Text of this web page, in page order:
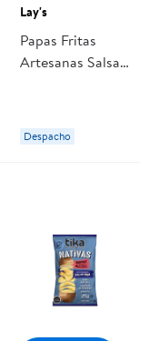
Lay's
Papas Fritas
Artesanas Salsa
Despacho